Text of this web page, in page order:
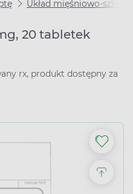
Układ mięśniowo-
20 tabletek
rx, produkt dostępny za